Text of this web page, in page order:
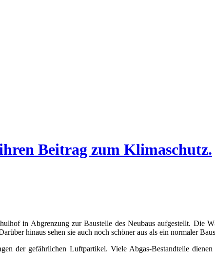
Beitrag zum Klimaschutz.
in Abgrenzung zur Baustelle des Neubaus aufgestellt. Die
hinaus sehen sie auch noch schöner aus als ein normaler
der gefährlichen Luftpartikel. Viele Abgas-Bestandteile